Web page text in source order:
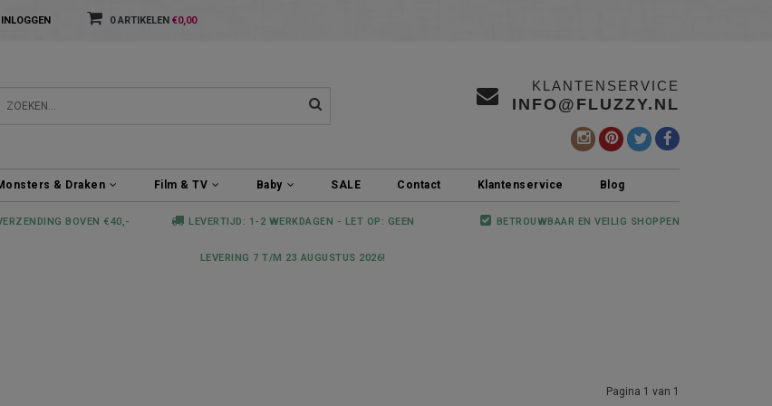
INLOGGEN 0 ARTIKELEN €0,00
KLANTENSERVICE
INFO@FLUZZY.NL
& Draken Film & TV Baby SALE Contact Klantenservice Blog
BOVEN €40,- LEVERTIJD: 1-2 WERKDAGEN - LET OP: GEEN
LEVERING 7 T/M 23 AUGUSTUS 2026!
BETROUWBAAR EN VEILIG SHOPPEN
Pagina 1 van 1